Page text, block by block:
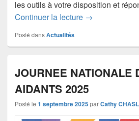
les outils à votre disposition et
Continuer la lecture →
Posté dansActualités
JOURNEE NATIONALE
AIDANTS 2025
Posté le 1 septembre 2025parCathy